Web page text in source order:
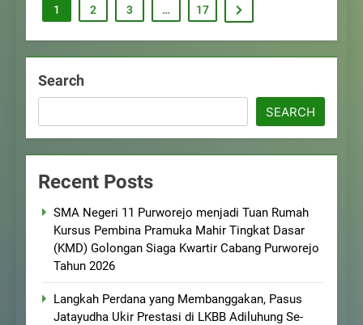
1 2 3 … 17
Search
SEARCH
Recent Posts
SMA Negeri 11 Purworejo menjadi Tuan Rumah
Kursus Pembina Pramuka Mahir Tingkat Dasar
(KMD) Golongan Siaga Kwartir Cabang Purworejo
Tahun 2026
Langkah Perdana yang Membanggakan, Pasus
Jatayudha Ukir Prestasi di LKBB Adiluhung Se-